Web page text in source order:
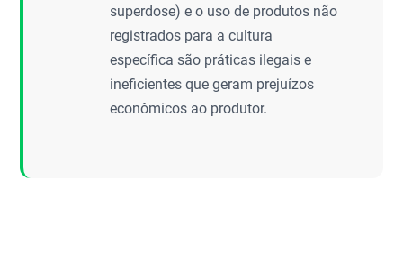
superdose) e o uso de produtos não
registrados para a cultura
específica são práticas ilegais e
ineficientes que geram prejuízos
econômicos ao produtor.